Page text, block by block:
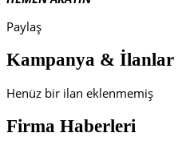
Paylaş
Kampanya & İlanlar
Henüz bir ilan eklenmemiş
Firma Haberleri